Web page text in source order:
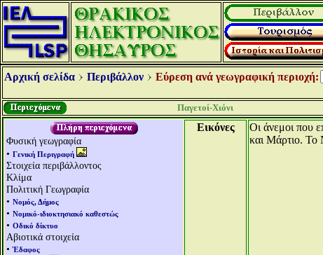
Αρχική σελίδα Περιβάλλον Εύρεση ανά γεωγραφική περιοχή:
Παγετοί-Χιόνι
Φυσική γεωγραφία
• Γενική Περιγραφή
Στοιχεία περιβάλλοντος
Κλίμα
Πολιτική Γεωγραφία
• Νομός, Δήμος
• Νομικό-ιδιοκτησιακό καθεστώς
• Οδικό δίκτυο
Αβιοτικά στοιχεία
•Έδαφος
Εικόνες
Οι άνεμοι που
και Μάρτιο. Το